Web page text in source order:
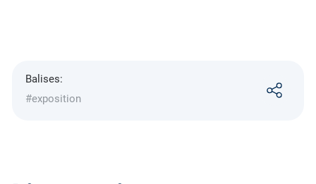
Balises:
#exposition